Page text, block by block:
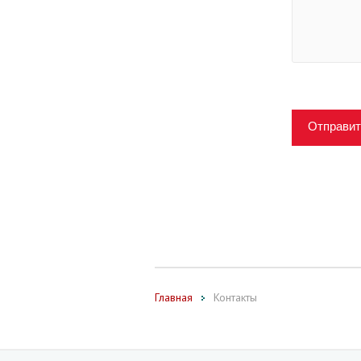
Главная Контакты